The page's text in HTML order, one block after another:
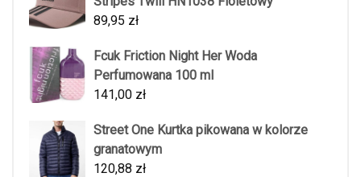
89,95 zł
Fcuk Friction Night Her Woda
Perfumowana 100 ml
141,00 zł
Street One Kurtka pikowana w kolorze
granatowym
120,88 zł